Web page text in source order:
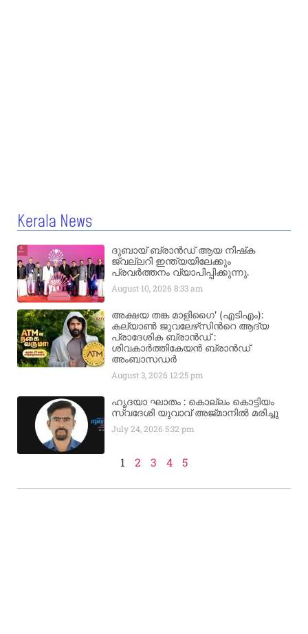
Kerala News
ദുബായ് ബ്രാൻഡ് ആയ നിഷ്‌ക
ജ്വല്ലറി ഇന്ത്യയിലേക്കും
പ്രവർത്തനം വ്യാപിപ്പിക്കുന്നു.
August 10, 20268:33 am
അക്ഷയ തങ്ക മാളിഗൈ’ (എടിഎം):
കല്യാണ്‍ ജുവലേഴ്‌സിന്‍റെ ആദ്യ
പ്രാദേശിക ബ്രാന്‍ഡ് :
ശിവകാര്‍ത്തികേയന്‍ ബ്രാന്‍ഡ്
അംബാസഡര്‍
August 3, 2026 12:25 pm
ഹൃദയാ ഘാതം : കൊല്ലം കൊട്ടിയം
സ്വദേശി യുവാവ് അജ്മാനിൽ മരിച്ചു
July 24, 20265:32 pm
1 2 3 4 5